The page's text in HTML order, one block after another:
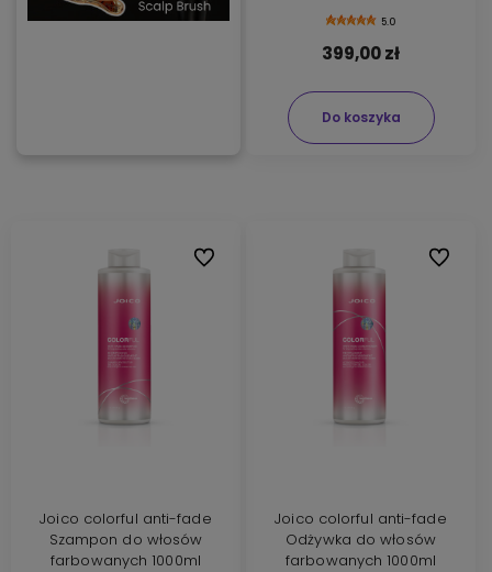
5.0
399,00 zł
Do koszyka
Joico colorful anti-fade
Szampon do włosów
farbowanych 1000ml
Do ulubionych
Joico colorful anti-fade
Odżywka do włosów
farbowanych 1000ml
Do